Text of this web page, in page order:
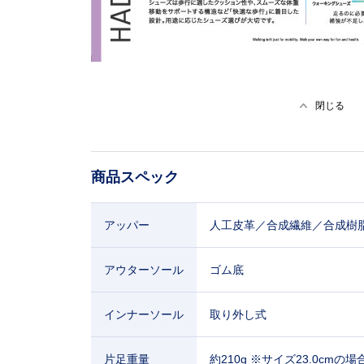
閉じる
商品スペック
アッパー 人工皮革／合成繊維／合成樹
アウターソール ゴム底
インナーソール 取り外し式
片足重量 約210g ※サイズ23.0cmの場